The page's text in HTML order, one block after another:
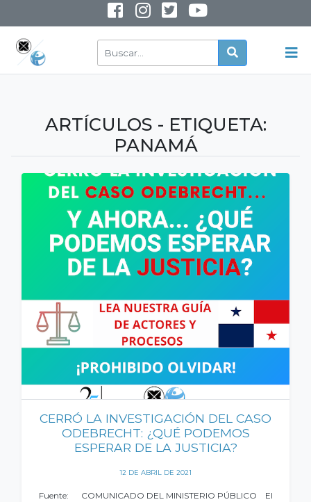
ARTÍCULOS - ETIQUETA:
PANAMÁ
CERRÓ LA INVESTIGACIÓN DEL CASO
ODEBRECHT: ¿QUÉ PODEMOS
ESPERAR DE LA JUSTICIA?
12 DE ABRIL DE 2021
Fuente: COMUNICADO DEL MINISTERIO PÚBLICO El